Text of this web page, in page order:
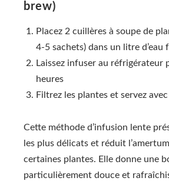
brew)
Placez 2 cuillères à soupe de
4-5 sachets) dans un litre d’eau
Laissez infuser au réfrigérateur
heures
Filtrez les plantes et servez
Cette méthode d’infusion lente
les plus délicats et réduit
certaines plantes. Elle donne une
particulièrement douce et